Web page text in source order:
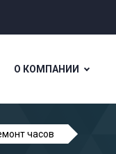
О КОМПАНИИ
часов